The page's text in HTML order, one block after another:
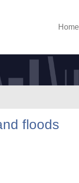
Home
floods